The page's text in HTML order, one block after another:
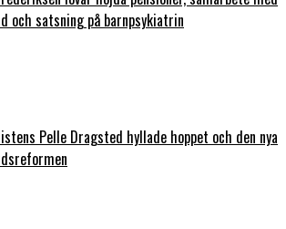
och satsning på barnpsykiatrin
Pelle Dragsted hyllade hoppet och den nya